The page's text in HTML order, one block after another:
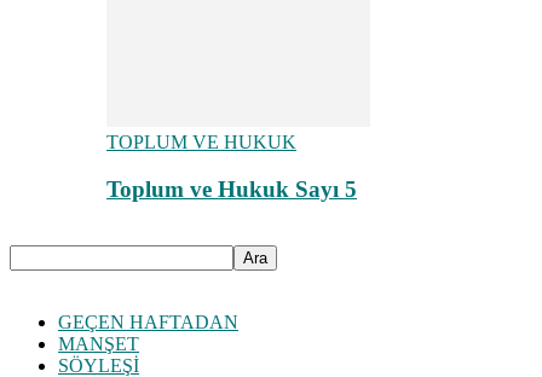
TOPLUM VE HUKUK
Toplum ve Hukuk Sayı 5
GEÇEN HAFTADAN
MANŞET
SÖYLEŞİ